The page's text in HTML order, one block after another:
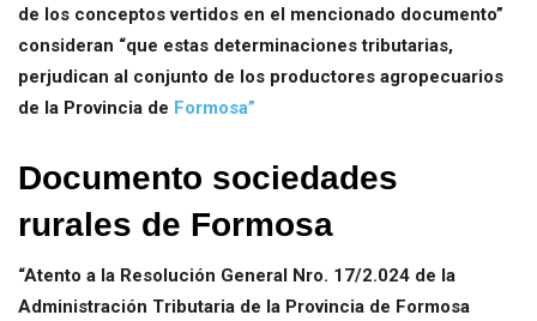
de los conceptos vertidos en el mencionado documento”
consideran “que estas determinaciones tributarias,
perjudican al conjunto de los productores agropecuarios
de la Provincia de Formosa”
Documento sociedades
rurales de Formosa
“Atento a la Resolución General Nro. 17/2.024 de la
Administración Tributaria de la Provincia de Formosa